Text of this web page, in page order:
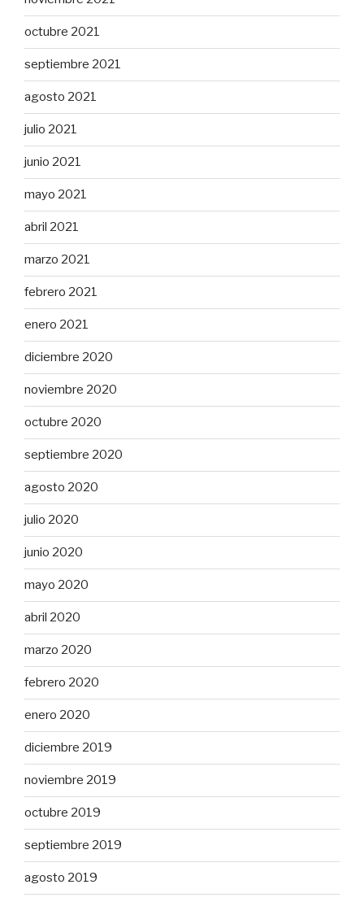
octubre 2021
septiembre 2021
agosto 2021
julio 2021
junio 2021
mayo 2021
abril 2021
marzo 2021
febrero 2021
enero 2021
diciembre 2020
noviembre 2020
octubre 2020
septiembre 2020
agosto 2020
julio 2020
junio 2020
mayo 2020
abril 2020
marzo 2020
febrero 2020
enero 2020
diciembre 2019
noviembre 2019
octubre 2019
septiembre 2019
agosto 2019